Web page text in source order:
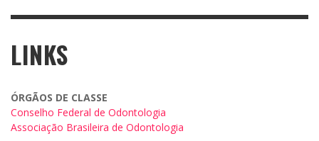
LINKS
ÓRGÃOS DE CLASSE
Conselho Federal de Odontologia
Associação Brasileira de Odontologia